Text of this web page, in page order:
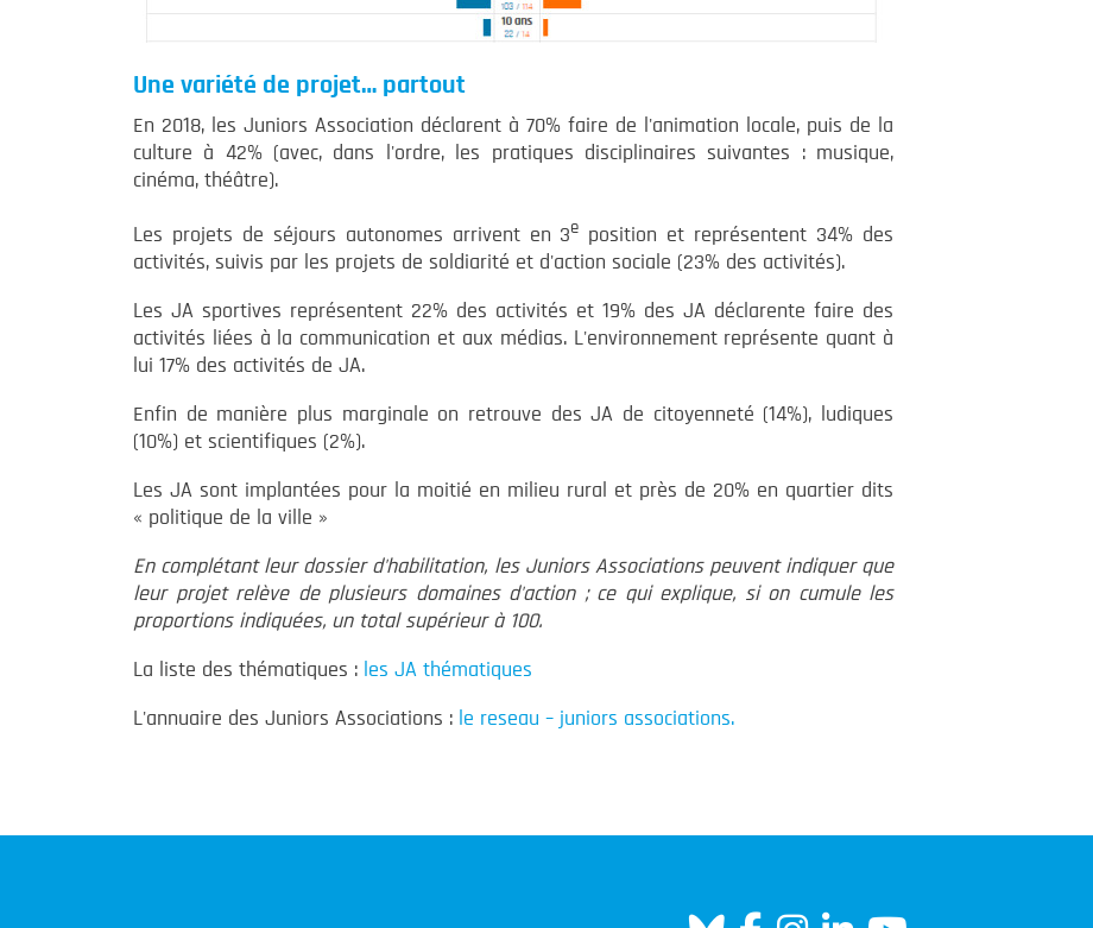
Une variété de projet… partout
En 2018, les Juniors Association déclarent à 70% faire de l'animation locale, puis de la
culture à 42% (avec, dans l'ordre, les pratiques disciplinaires suivantes : musique,
cinéma, théâtre).
Les projets de séjours autonomes arrivent en 3e position et représentent 34% des
activités, suivis par les projets de soldiarité et d'action sociale (23% des activités).
Les JA sportives représentent 22% des activités et 19% des JA déclarente faire des
activités liées à la communication et aux médias. L'environnement représente quant à
lui 17% des activités de JA.
Enfin de manière plus marginale on retrouve des JA de citoyenneté (14%), ludiques
(10%) et scientifiques (2%).
Les JA sont implantées pour la moitié en milieu rural et près de 20% en quartier dits
« politique de la ville »
En complétant leur dossier d'habilitation, les Juniors Associations peuvent indiquer que
leur projet relève de plusieurs domaines d'action ; ce qui explique, si on cumule les
proportions indiquées, un total supérieur à 100.
La liste des thématiques : les JA thématiques
L'annuaire des Juniors Associations : le reseau – juniors associations.